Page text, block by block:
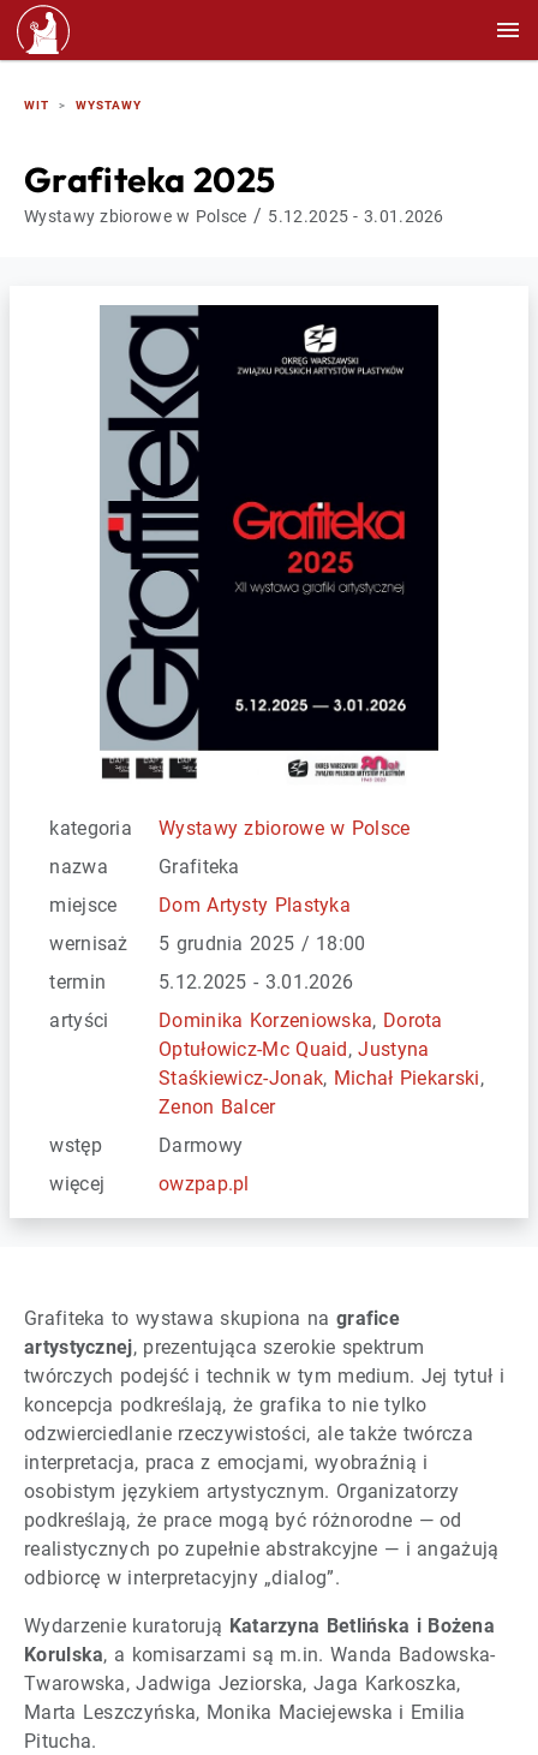
WIT WYSTAWY
Grafiteka 2025
Wystawy zbiorowe w Polsce / 5.12.2025 - 3.01.2026
kategoria
Wystawy zbiorowe w Polsce
nazwa
Grafiteka
miejsce
Dom Artysty Plastyka
wernisaż
5 grudnia 2025 / 18:00
termin
5.12.2025 - 3.01.2026
artyści
Dominika Korzeniowska, Dorota
Optułowicz-Mc Quaid,Justyna
Staśkiewicz-Jonak, Michał Piekarski,
Zenon Balcer
wstęp
Darmowy
więcej
owzpap.pl
Grafiteka to wystawa skupiona na grafice
artystycznej, prezentująca szerokie spektrum
twórczych podejść i technik w tym medium. Jej tytuł i
koncepcja podkreślają, że grafika to nie tylko
odzwierciedlanie rzeczywistości, ale także twórcza
interpretacja, praca z emocjami, wyobraźnią i
osobistym językiem artystycznym. Organizatorzy
podkreślają, że prace mogą być różnorodne — od
realistycznych po zupełnie abstrakcyjne — i angażują
odbiorcę w interpretacyjny „dialog”.
Wydarzenie kuratorują Katarzyna Betlińska i Bożena
Korulska, a komisarzami są m.in. Wanda Badowska-
Twarowska, Jadwiga Jeziorska, Jaga Karkoszka,
Marta Leszczyńska, Monika Maciejewska i Emilia
Pitucha.